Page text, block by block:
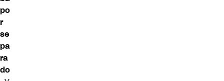
po
r
se
pa
ra
do